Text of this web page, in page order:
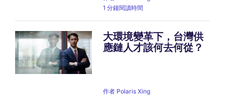
1 分鐘閱讀時間
大環境變革下，台灣供
應鏈人才該何去何從？
作者 Polaris Xing